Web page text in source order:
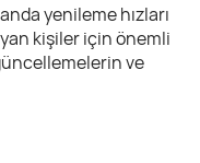
yenileme hızları
kişiler için önemli
ve